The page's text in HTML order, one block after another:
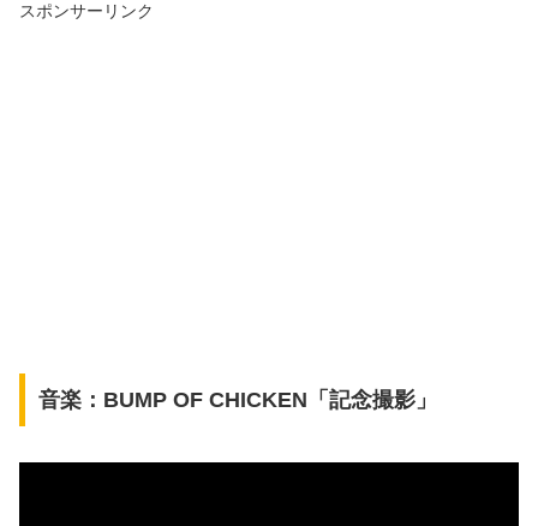
スポンサーリンク
音楽：BUMP OF CHICKEN「記念撮影」